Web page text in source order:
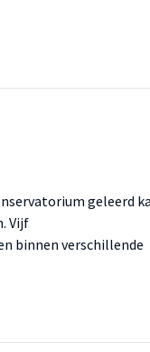
geleerd
Vijf
binnen verschillende